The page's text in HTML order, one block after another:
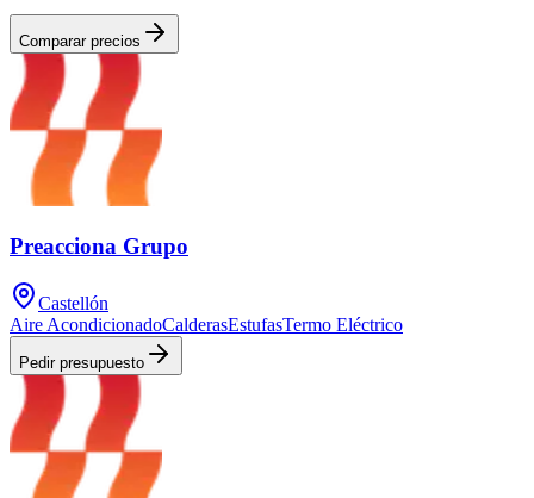
Comparar precios
Preacciona Grupo
Castellón
Aire AcondicionadoCalderasEstufasTermo Eléctrico
Pedir presupuesto